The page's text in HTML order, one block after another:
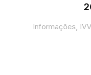
Informações, IVV